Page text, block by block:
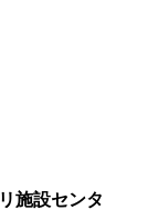
施設センタ